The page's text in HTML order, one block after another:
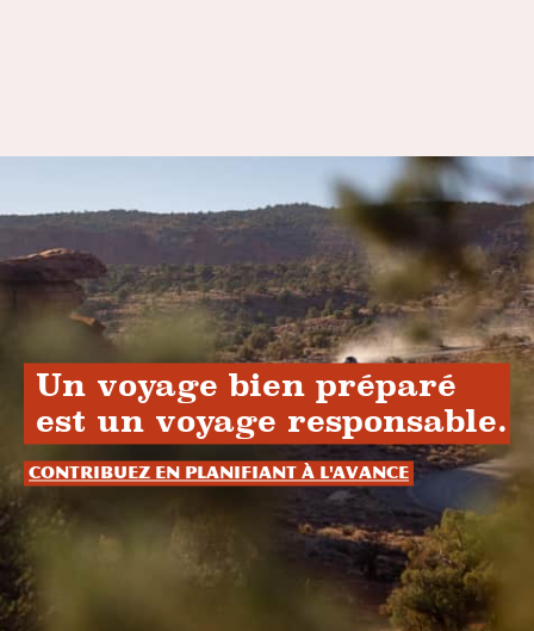
Un voyage bien préparé
est un voyage responsable.
Contribuez en planifiant à l'avance